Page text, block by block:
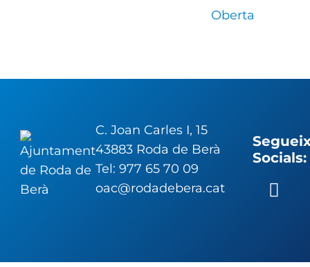
C. Joan Carles I, 15
43883 Roda de Berà
Tel: 977 65 70 09
oac@rodadebera.cat
Socials: